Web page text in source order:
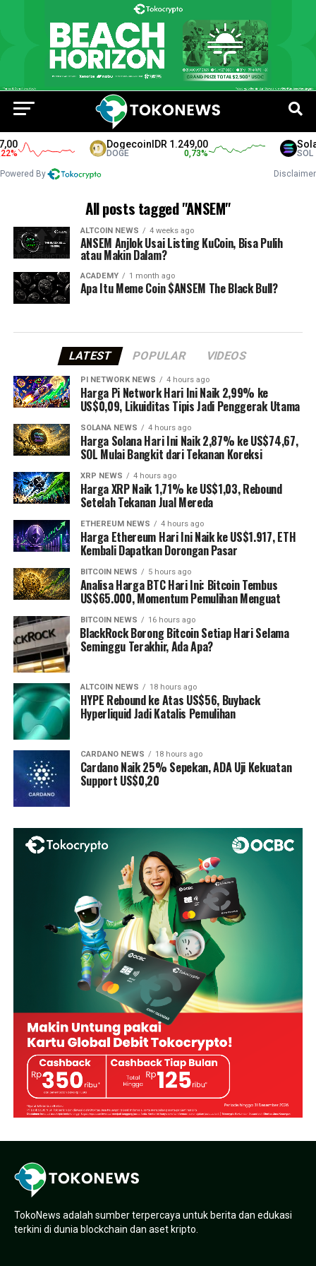
%
DogecoinIDR 1.249,00
DOGE 0,73% SOL
Powered By Disclaimer
All posts tagged "ANSEM"
ALTCOIN NEWS 4 weeks ago
ANSEM Anjlok Usai Listing KuCoin, Bisa Pulih
atau Makin Dalam?
ACADEMY 1 month ago
Apa Itu Meme Coin $ANSEM The Black Bull?
LATEST POPULAR VIDEOS
PI NETWORK NEWS 4 hours ago
Harga Pi Network Hari Ini Naik 2,99% ke
US$0,09, Likuiditas Tipis Jadi Penggerak Utama
SOLANA NEWS 4 hours ago
Harga Solana Hari Ini Naik 2,87% ke US$74,67,
SOL Mulai Bangkit dari Tekanan Koreksi
XRP NEWS 4 hours ago
Harga XRP Naik 1,71% ke US$1,03, Rebound
Setelah Tekanan Jual Mereda
ETHEREUM NEWS 4 hours ago
Harga Ethereum Hari Ini Naik ke US$1.917, ETH
Kembali Dapatkan Dorongan Pasar
BITCOIN NEWS 5 hours ago
Analisa Harga BTC Hari Ini: Bitcoin Tembus
US$65.000, Momentum Pemulihan Menguat
BITCOIN NEWS 16 hours ago
⁠BlackRock Borong Bitcoin Setiap Hari Selama
Seminggu Terakhir, Ada Apa?
ALTCOIN NEWS 18 hours ago
HYPE Rebound ke Atas US$56, Buyback
Hyperliquid Jadi Katalis Pemulihan
CARDANO NEWS 18 hours ago
Cardano Naik 25% Sepekan, ADA Uji Kekuatan
Support US$0,20
TokoNews adalah sumber terpercaya untuk berita dan edukasi
terkini di dunia blockchain dan aset kripto.